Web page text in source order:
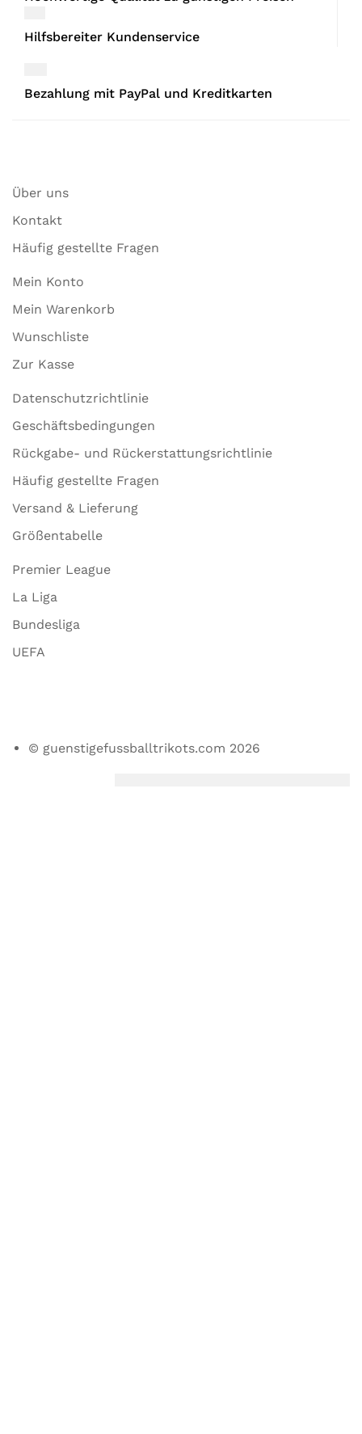
Hilfsbereiter Kundenservice
Bezahlung mit PayPal und Kreditkarten
Über uns
Kontakt
Häufig gestellte Fragen
Mein Konto
Mein Warenkorb
Wunschliste
Zur Kasse
Datenschutzrichtlinie
Geschäftsbedingungen
Rückgabe- und Rückerstattungsrichtlinie
Häufig gestellte Fragen
Versand & Lieferung
Größentabelle
Premier League
La Liga
Bundesliga
UEFA
© guenstigefussballtrikots.com 2026